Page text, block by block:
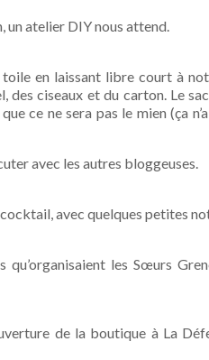
atelier DIY nous attend.
en laissant libre court à
des ciseaux et du carton. Le
ce ne sera pas le mien (ça
avec les autres bloggeuses.
avec quelques petites
qu’organisaient les Sœurs
de la boutique à La